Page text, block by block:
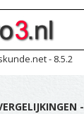
- 8.5.2